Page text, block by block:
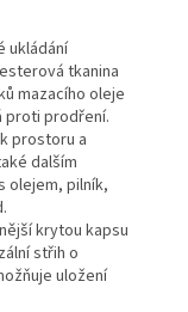
ukládání
tkanina
mazacího oleje
proti prodření.
prostoru a
dalším
olejem, pilník,
krytou kapsu
střih o
uložení